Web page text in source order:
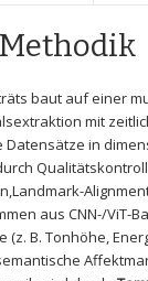
baut auf einer
mit
in
aus CNN-/ViT-
B. Tonhöhe,